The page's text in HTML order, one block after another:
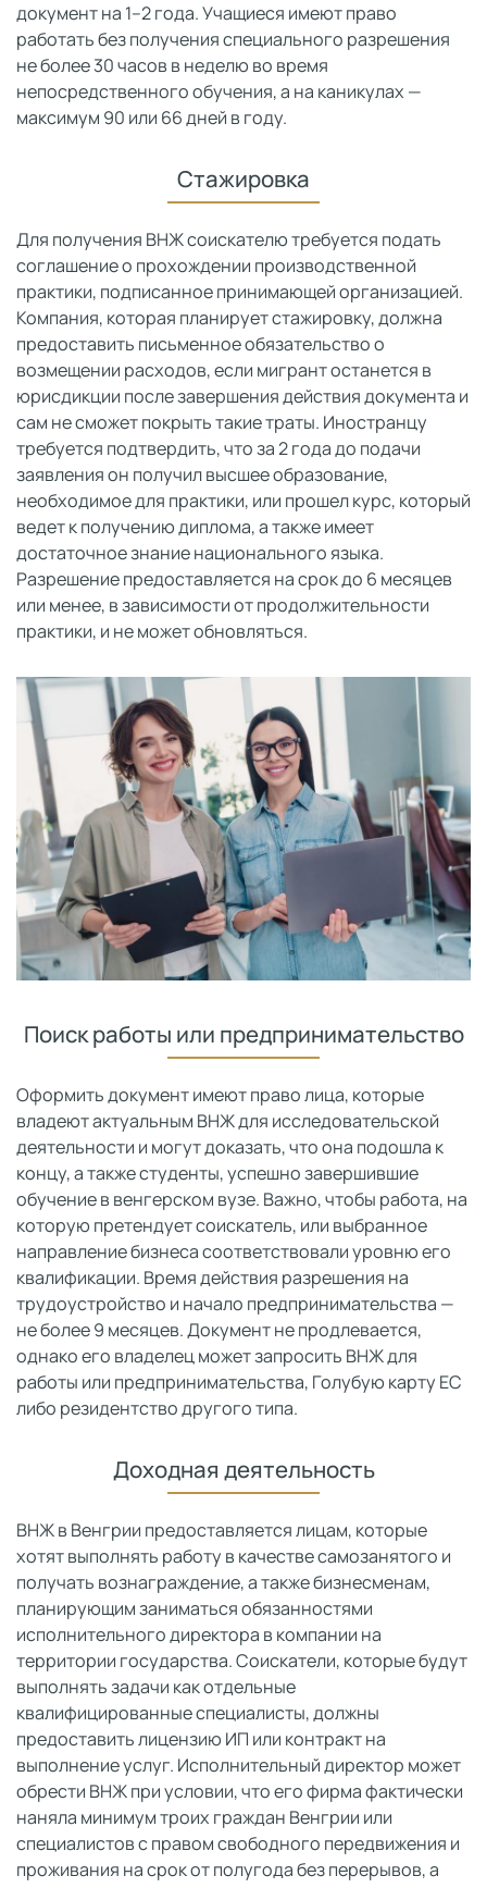
документ на 1–2 года. Учащиеся имеют право
работать без получения специального разрешения
не более 30 часов в неделю во время
непосредственного обучения, а на каникулах —
максимум 90 или 66 дней в году.
Стажировка
Для получения ВНЖ соискателю требуется подать
соглашение о прохождении производственной
практики, подписанное принимающей организацией.
Компания, которая планирует стажировку, должна
предоставить письменное обязательство о
возмещении расходов, если мигрант останется в
юрисдикции после завершения действия документа и
сам не сможет покрыть такие траты. Иностранцу
требуется подтвердить, что за 2 года до подачи
заявления он получил высшее образование,
необходимое для практики, или прошел курс, который
ведет к получению диплома, а также имеет
достаточное знание национального языка.
Разрешение предоставляется на срок до 6 месяцев
или менее, в зависимости от продолжительности
практики, и не может обновляться.
Поиск работы или предпринимательство
Оформить документ имеют право лица, которые
владеют актуальным ВНЖ для исследовательской
деятельности и могут доказать, что она подошла к
концу, а также студенты, успешно завершившие
обучение в венгерском вузе. Важно, чтобы работа, на
которую претендует соискатель, или выбранное
направление бизнеса соответствовали уровню его
квалификации. Время действия разрешения на
трудоустройство и начало предпринимательства —
не более 9 месяцев. Документ не продлевается,
однако его владелец может запросить ВНЖ для
работы или предпринимательства, Голубую карту ЕС
либо резидентство другого типа.
Доходная деятельность
ВНЖ в Венгрии предоставляется лицам, которые
хотят выполнять работу в качестве самозанятого и
получать вознаграждение, а также бизнесменам,
планирующим заниматься обязанностями
исполнительного директора в компании на
территории государства. Соискатели, которые будут
выполнять задачи как отдельные
квалифицированные специалисты, должны
предоставить лицензию ИП или контракт на
выполнение услуг. Исполнительный директор может
обрести ВНЖ при условии, что его фирма фактически
наняла минимум троих граждан Венгрии или
специалистов с правом свободного передвижения и
проживания на срок от полугода без перерывов, а